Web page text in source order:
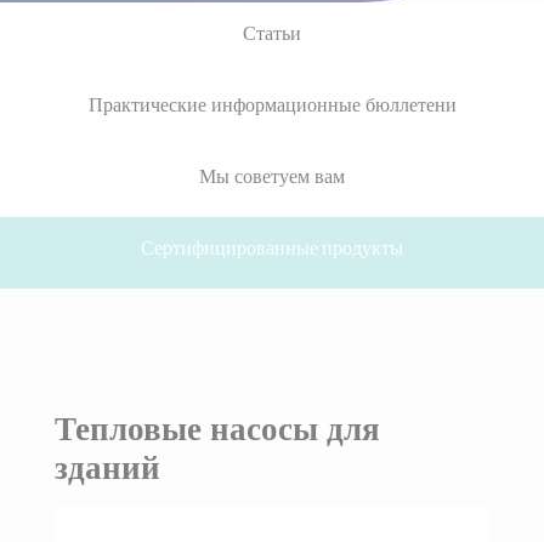
Статьи
Практические информационные бюллетени
Мы советуем вам
Сертифицированные продукты
Тепловые насосы для
зданий